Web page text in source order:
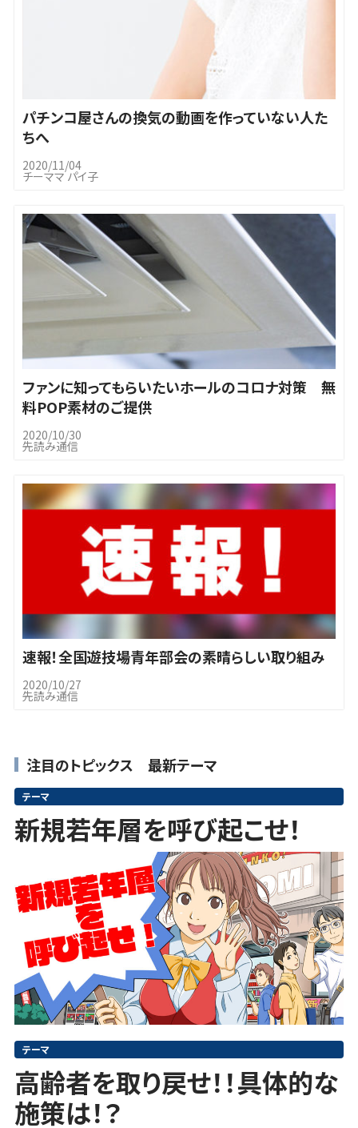
パチンコ屋さんの換気の動画を作っていない人た
ちへ
2020/11/04
チーママ パイ子
ファンに知ってもらいたいホールのコロナ対策 無
料POP素材のご提供
2020/10/30
先読み通信
速報！全国遊技場青年部会の素晴らしい取り組み
2020/10/27
先読み通信
注目のトピックス 最新テーマ
テーマ
新規若年層を呼び起こせ！
テーマ
高齢者を取り戻せ！！具体的な
施策は！？